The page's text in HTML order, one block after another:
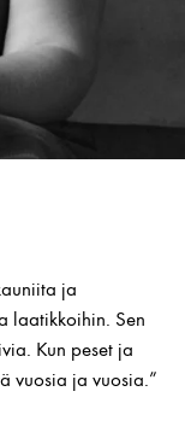
ja
laatikkoihin. Sen
Kun peset ja
vuosia ja vuosia.”